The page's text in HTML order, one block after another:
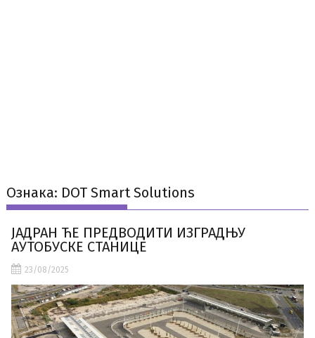
Ознака: DOT Smart Solutions
ЈАДРАН ЋЕ ПРЕДВОДИТИ ИЗГРАДЊУ
АУТОБУСКЕ СТАНИЦЕ
23/08/2025